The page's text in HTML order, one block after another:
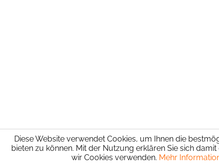
Diese Website verwendet Cookies, um Ihnen die
bieten zu können. Mit der Nutzung erklären Sie sich
wir Cookies verwenden. Mehr